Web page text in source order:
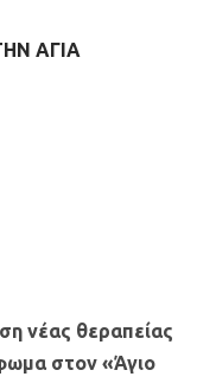
ΑΓΙΑ
νέας θεραπείας
στον «Άγιο